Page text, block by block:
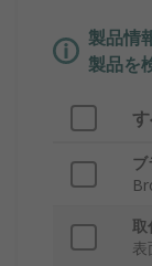
製品情
製品を
ブ
取
表